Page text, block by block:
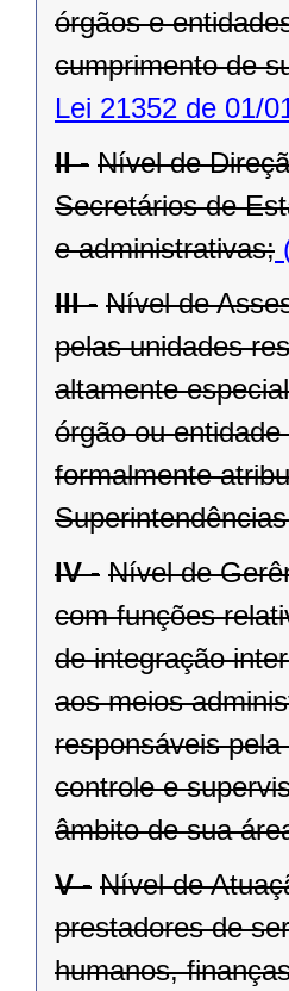
órgãos e
cumprimento de
Lei 21352 de 01/
II - Nível de
Secretários de
e administrativas;
III - Nível de
pelas unidades
altamente
órgão ou
formalmente
IV - Nível de
com funções
de integração
aos meios
responsáveis
controle e
âmbito de sua
V - Nível de
prestadores de
humanos,